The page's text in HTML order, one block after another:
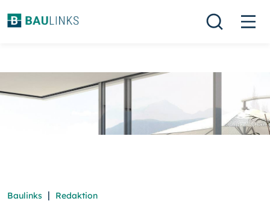
Baulinks | Redaktion